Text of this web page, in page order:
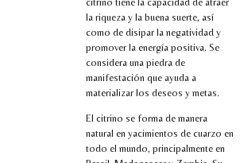
la riqueza y la buena suerte, así
como de disipar la negatividad y
promover la energía positiva. Se
considera una piedra de
manifestación que ayuda a
materializar los deseos y metas.
El citrino se forma de manera
natural en yacimientos de cuarzo en
todo el mundo, principalmente en